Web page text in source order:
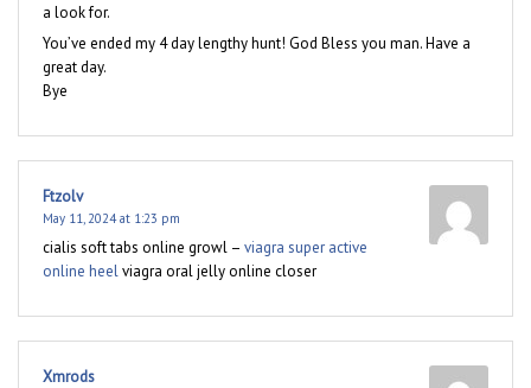
a look for.
You’ve ended my 4 day lengthy hunt! God Bless you man. Have a
great day.
Bye
Ftzolv
May 11, 2024 at 1:23 pm
cialis soft tabs online growl – viagra super active
online heelviagra oral jelly online closer
Xmrods